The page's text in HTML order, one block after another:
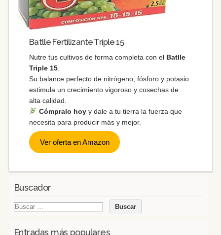
Batlle Fertilizante Triple 15
Nutre tus cultivos de forma completa con el Batlle
Triple 15
Su balance perfecto de nitrógeno, fósforo y potasio
estimula un crecimiento vigoroso y cosechas de
alta calidad.
Cómpralo hoy y dale a tu tierra la fuerza que
necesita para producir más y mejor.
Ver oferta en Amazon
Buscador
Entradas más populares